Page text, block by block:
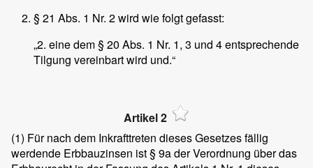
§ 21 Abs. 1 Nr. 2 wird wie folgt gefasst:
„2. eine dem § 20 Abs. 1 Nr. 1, 3 und 4 entsprechende
Tilgung vereinbart wird und.“
Artikel 2
(1) Für nach dem Inkrafttreten dieses Gesetzes fällig
werdende Erbbauzinsen ist § 9a der Verordnung über das